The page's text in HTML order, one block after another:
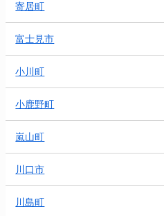
寄居町
富士見市
小川町
小鹿野町
嵐山町
川口市
川島町